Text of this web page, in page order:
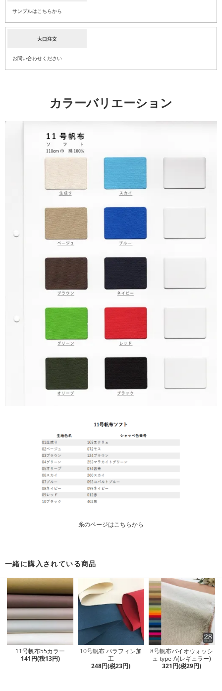
サンプルはこちらから
大口注文
お問い合わせください
カラーバリエーション
糸のページはこちらから
一緒に購入されている商品
11号帆布55カラー
141円(税13円)
10号帆布 パラフィン加
工
248円(税23円)
8号帆布バイオウォッシ
ュ type-A(レギュラー)
321円(税29円)